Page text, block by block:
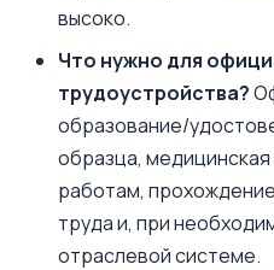
высоко.
Что нужно для
трудоустройства?
образование/
образца, медицинская
работам,
труда и, при
отраслевой системе.